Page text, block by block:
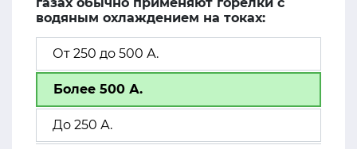
водяным охлаждением на токах:
От 250 до 500 А.
Более 500 А.
До 250 А.